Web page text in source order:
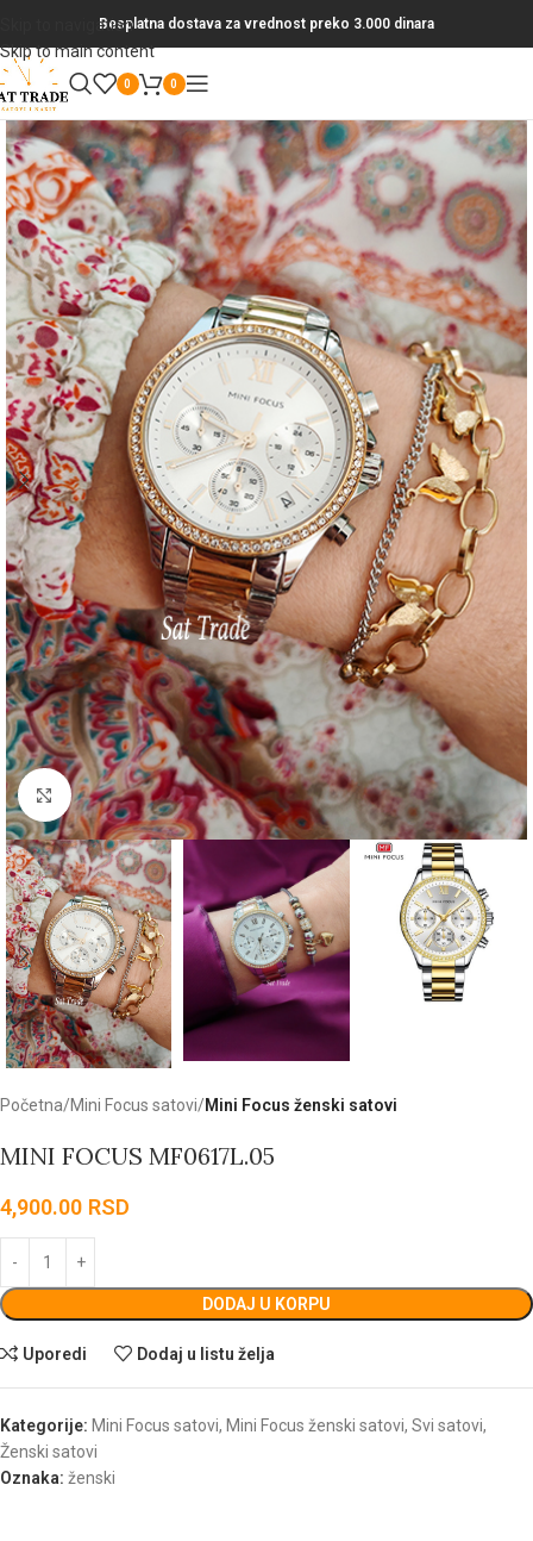
Skip to navigation
Skip to main content
Besplatna dostava za vrednost preko 3.000 dinara
0 0
Click to enlarge
Početna Mini Focus satovi Mini Focus ženski satovi
MINI FOCUS MF0617L.05
4,900.00 RSD
DODAJ U KORPU
Uporedi Dodaj u listu želja
Kategorije: Mini Focus satovi, Mini Focus ženski satovi, Svi satovi,
Ženski satovi
Oznaka: ženski